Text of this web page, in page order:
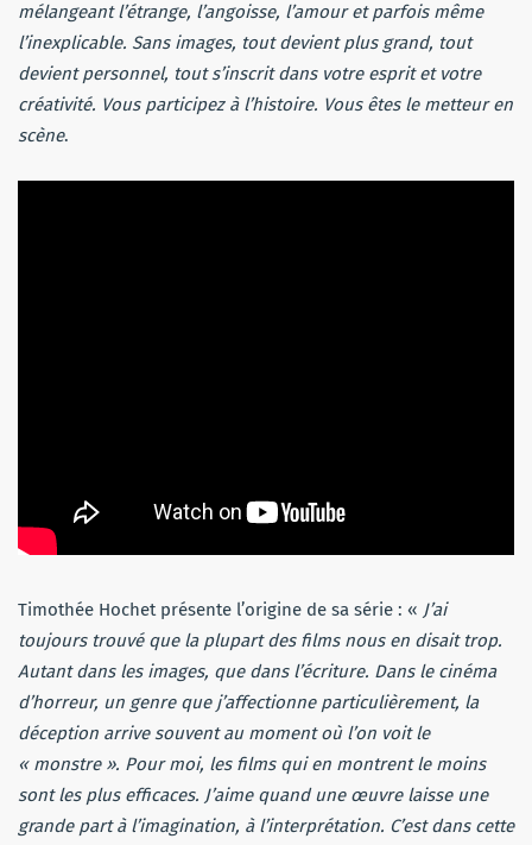
mélangeant l’étrange, l’angoisse, l’amour et parfois même
l’inexplicable. Sans images, tout devient plus grand, tout
devient personnel, tout s’inscrit dans votre esprit et votre
créativité. Vous participez à l’histoire. Vous êtes le metteur en
scène.
Timothée Hochet présente l’origine de sa série : « J’ai
toujours trouvé que la plupart des films nous en disait trop.
Autant dans les images, que dans l’écriture. Dans le cinéma
d’horreur, un genre que j’affectionne particulièrement, la
déception arrive souvent au moment où l’on voit le
« monstre ». Pour moi, les films qui en montrent le moins
sont les plus efficaces. J’aime quand une œuvre laisse une
grande part à l’imagination, à l’interprétation. C’est dans cette